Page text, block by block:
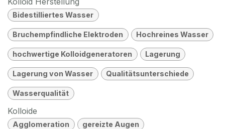
Bidestilliertes Wasser
Bruchempfindliche Elektroden Hochreines Wasser
hochwertige Kolloidgeneratoren Lagerung
Lagerung von Wasser Qualitätsunterschiede
Wasserqualität
Kolloide
Agglomeration gereizte Augen